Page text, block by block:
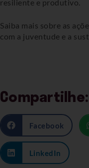
resiliente e produtivo.
Saiba mais sobre as
com a juventude e a
Compartilhe:
Facebook
LinkedIn